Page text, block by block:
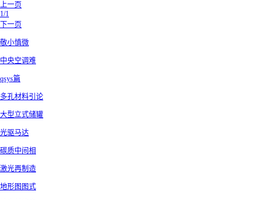
上一页
1/1
下一页
敬小慎微
中央空调难
qsys篇
多孔材料引论
大型立式储罐
光驱马达
碳质中间相
激光再制造
地形图图式